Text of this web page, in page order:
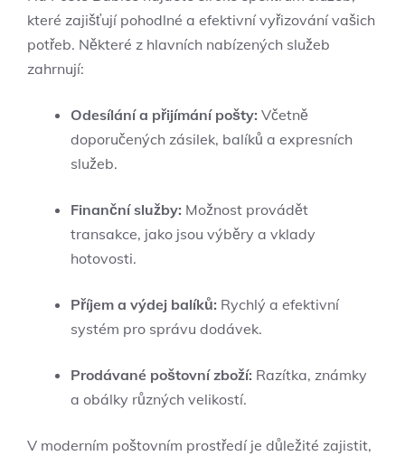
které zajišťují pohodlné a efektivní vyřizování vašich
potřeb. Některé z hlavních nabízených služeb
zahrnují:
Odesílání a přijímání pošty: Včetně
doporučených zásilek, balíků a expresních
služeb.
Finanční služby: Možnost provádět
transakce, jako jsou výběry a vklady
hotovosti.
Příjem a výdej balíků: Rychlý a efektivní
systém pro správu dodávek.
Prodávané poštovní zboží: Razítka, známky
a obálky různých velikostí.
V moderním poštovním prostředí je důležité zajistit,